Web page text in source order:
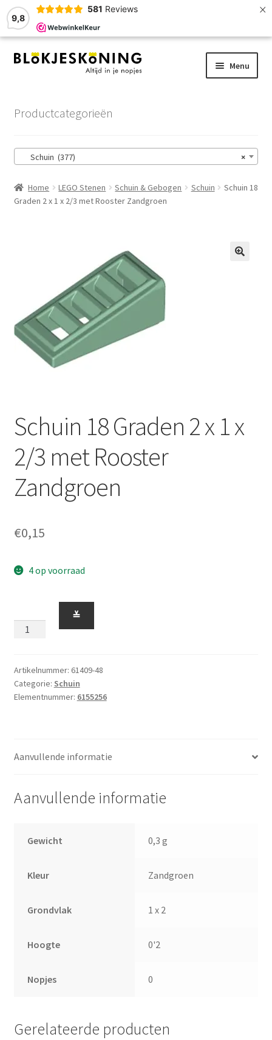
9,8
581 Reviews ×
Ga
Ga
Menu
Winkelmand
Afrekenen
Productcategorieën
×
Schuin (377)
Home LEGO Stenen Schuin & Gebogen Schuin
Schuin 18
Graden 2 x 1 x 2/3 met Rooster Zandgroen
Schuin 18 Graden 2 x 1 x
2/3 met Rooster
Zandgroen
€0,15
4 op voorraad
18
x
1
x
Zandgroen
≚
Artikelnummer: 61409-48
Categorie: Schuin
Elementnummer: 6155256
Aanvullende informatie
Aanvullende informatie
Gewicht 0,3 g
Kleur Zandgroen
Grondvlak 1 x 2
Hoogte 0'2
Nopjes 0
Gerelateerde producten